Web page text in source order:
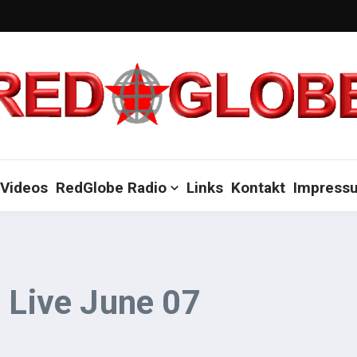
Videos RedGlobe Radio Links Kontakt
Live June 07